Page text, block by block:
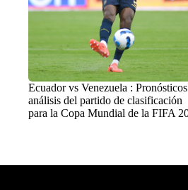
Ecuador vs Venezuela :
análisis del partido de clasificación
para la Copa Mundial de la FIFA